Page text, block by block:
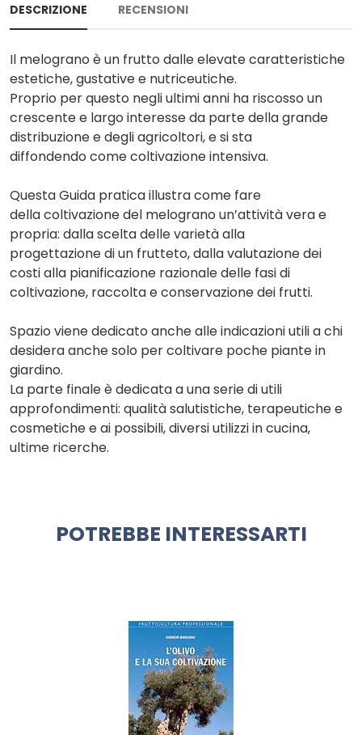
DESCRIZIONE RECENSIONI
Il melograno è un frutto dalle elevate caratteristiche
estetiche, gustative e nutriceutiche.
Proprio per questo negli ultimi anni ha riscosso un
crescente e largo interesse da parte della grande
distribuzione e degli agricoltori, e si sta
diffondendo come coltivazione intensiva.
Questa Guida pratica illustra come fare
della coltivazione del melograno un’attività vera e
propria: dalla scelta delle varietà alla
progettazione di un frutteto, dalla valutazione dei
costi alla pianificazione razionale delle fasi di
coltivazione, raccolta e conservazione dei frutti.
Spazio viene dedicato anche alle indicazioni utili a chi
desidera anche solo per coltivare poche piante in
giardino.
La parte finale è dedicata a una serie di utili
approfondimenti: qualità salutistiche, terapeutiche e
cosmetiche e ai possibili, diversi utilizzi in cucina,
ultime ricerche.
POTREBBE INTERESSARTI